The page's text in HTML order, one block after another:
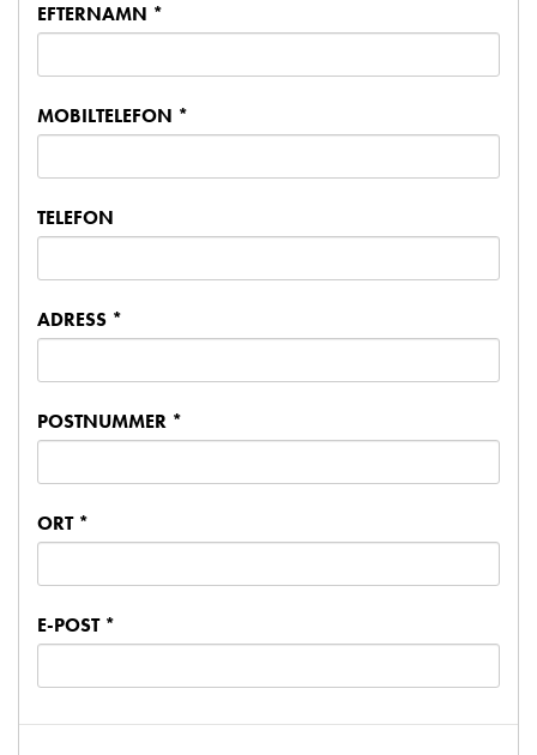
EFTERNAMN *
MOBILTELEFON *
TELEFON
ADRESS *
POSTNUMMER *
ORT *
E-POST *